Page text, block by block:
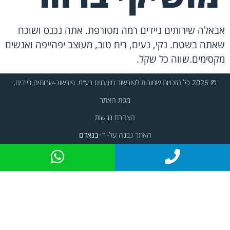
אבאלה שירותים ניידים רמה מטורפת. אתה נכנס ושוכח
שאתה בשטח. נקי, נעים, ריח טוב, מעוצב יפהייפה ואנשים
מקסימים.שווה כל שקל.
© 2026 כל הזכויות שמורות לפורשור מומחים בע״מ. פורשור-שרותים ניידים.
מפת האתר
הצהרת נגישות
האתר נבנה על-ידיבנאדם